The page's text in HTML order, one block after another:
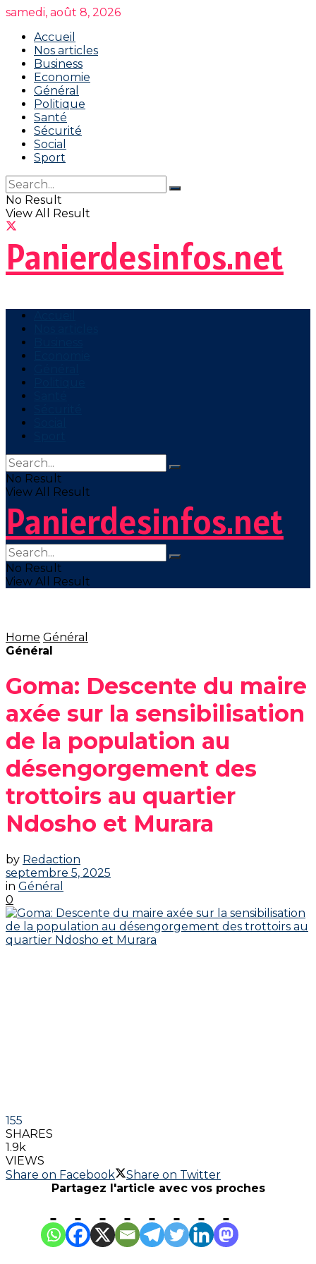
samedi, août 8, 2026
Accueil
Nos articles
Business
Economie
Général
Politique
Santé
Sécurité
Social
Sport
No Result
View All Result
Panierdesinfos.net
No Result
View All Result
Panierdesinfos.net
No Result
View All Result
Home Général
Général
Goma: Descente du maire
axée sur la sensibilisation
de la population au
désengorgement des
trottoirs au quartier
Ndosho et Murara
by Redaction
septembre 5, 2025
in Général
0
155
SHARES
1.9k
VIEWS
Share on Facebook
Share on Twitter
Partagez l'article avec vos proches